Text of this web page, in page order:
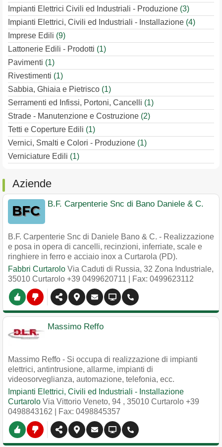
Impianti Elettrici Civili ed Industriali - Produzione (3)
Impianti Elettrici, Civili ed Industriali - Installazione (4)
Imprese Edili (9)
Lattonerie Edili - Prodotti (1)
Pavimenti (1)
Rivestimenti (1)
Sabbia, Ghiaia e Pietrisco (1)
Serramenti ed Infissi, Portoni, Cancelli (1)
Strade - Manutenzione e Costruzione (2)
Tetti e Coperture Edili (1)
Vernici, Smalti e Colori - Produzione (1)
Verniciature Edili (1)
Aziende
B.F. Carpenterie Snc di Bano Daniele & C.
B.F. Carpenterie Snc di Daniele Bano & C. - Realizzazione
e posa in opera di cancelli, recinzioni, inferriate, scale e
ringhiere in ferro e acciaio inox a Curtarola (PD).
Fabbri Curtarolo Via Caduti di Russia, 32 Zona Industriale,
35010 Curtarolo +39 0499620711 | Fax: 0499623112
Massimo Reffo
Massimo Reffo - Si occupa di realizzazione di impianti
elettrici, antintrusione, allarme, impianti di
videosorveglianza, automazione, telefonia, ecc.
Impianti Elettrici, Civili ed Industriali - Installazione
Curtarolo Via Vittorio Veneto, 94 , 35010 Curtarolo +39
0498843162 | Fax: 0498845357